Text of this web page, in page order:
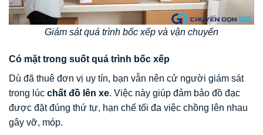
Giám sát quá trình bốc xếp và vận chuyển
Có mặt trong suốt quá trình bốc xếp
Dù đã thuê đơn vị uy tín, bạn vẫn nên cử người giám sát
trong lúc chất đồ lên xe. Việc này giúp đảm bảo đồ đạc
được đặt đúng thứ tự, hạn chế tối đa việc chồng lên nhau
gây vỡ, móp.